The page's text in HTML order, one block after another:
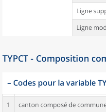
Ligne
Ligne
TYPCT - Composition
– Codes pour la variable
1 canton composé de